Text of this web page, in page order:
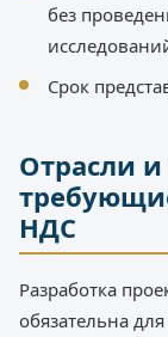
без
Срок
Отрасли
НДС
Разработка
обязательна